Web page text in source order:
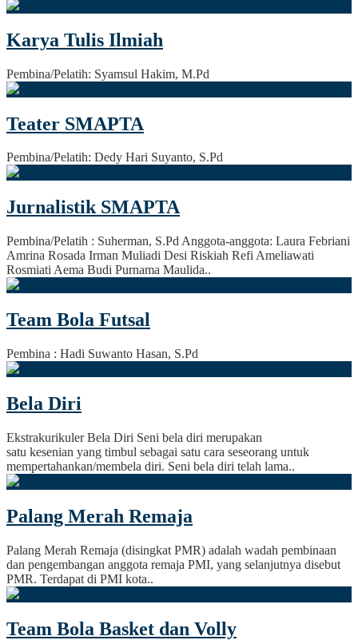
Karya Tulis Ilmiah
Pembina/Pelatih: Syamsul Hakim, M.Pd
Teater SMAPTA
Pembina/Pelatih: Dedy Hari Suyanto, S.Pd
Jurnalistik SMAPTA
Pembina/Pelatih : Suherman, S.Pd Anggota-anggota: Laura Febriani
Amrina Rosada Irman Muliadi Desi Riskiah Refi Ameliawati
Rosmiati Aema Budi Purnama Maulida..
Team Bola Futsal
Pembina : Hadi Suwanto Hasan, S.Pd
Bela Diri
Ekstrakurikuler Bela Diri Seni bela diri merupakan
satu kesenian yang timbul sebagai satu cara seseorang untuk
mempertahankan/membela diri. Seni bela diri telah lama..
Palang Merah Remaja
Palang Merah Remaja (disingkat PMR) adalah wadah pembinaan
dan pengembangan anggota remaja PMI, yang selanjutnya disebut
PMR. Terdapat di PMI kota..
Team Bola Basket dan Volly